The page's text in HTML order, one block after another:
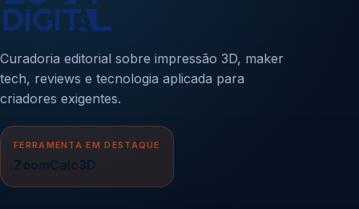
Curadoria editorial sobre impressão 3D, maker
tech, reviews e tecnologia aplicada para
criadores exigentes.
FERRAMENTA EM DESTAQUE
ZoomCalc3D